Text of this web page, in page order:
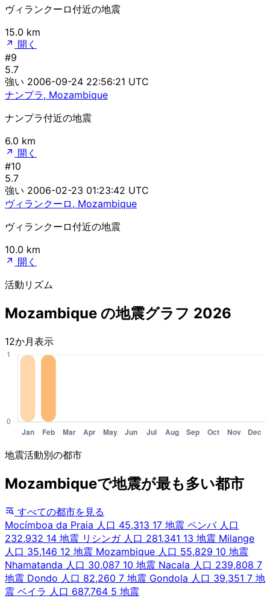
ヴィランクーロ付近の地震
15.0 km
開く
#9
5.7
強い 2006-09-24 22:56:21 UTC
ナンプラ, Mozambique
ナンプラ付近の地震
6.0 km
開く
#10
5.7
強い 2006-02-23 01:23:42 UTC
ヴィランクーロ, Mozambique
ヴィランクーロ付近の地震
10.0 km
開く
活動リズム
Mozambique の地震グラフ 2026
12か月表示
地震活動別の都市
Mozambiqueで地震が最も多い都市
すべての都市を見る
Mocímboa da Praia 人口 45,313 17 地震 ペンバ 人口
232,932 14 地震 リシンガ 人口 281,341 13 地震 Milange
人口 35,146 12 地震 Mozambique 人口 55,829 10 地震
Nhamatanda 人口 30,087 10 地震 Nacala 人口 239,808 7
地震 Dondo 人口 82,260 7 地震 Gondola 人口 39,351 7 地
震 ベイラ 人口 687,764 5 地震